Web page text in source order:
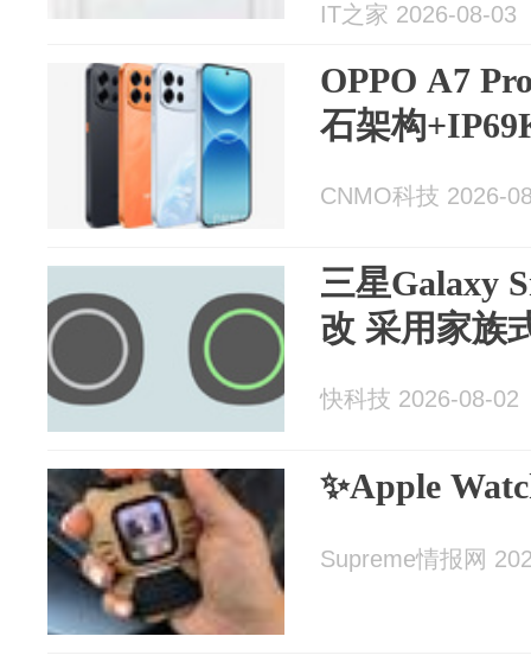
IT之家 2026-08-03
OPPO A7
石架构
CNMO科技 2026-
三星Galaxy
改 采用家族
快科技 2026-08-02
✨Apple
Supreme情报网